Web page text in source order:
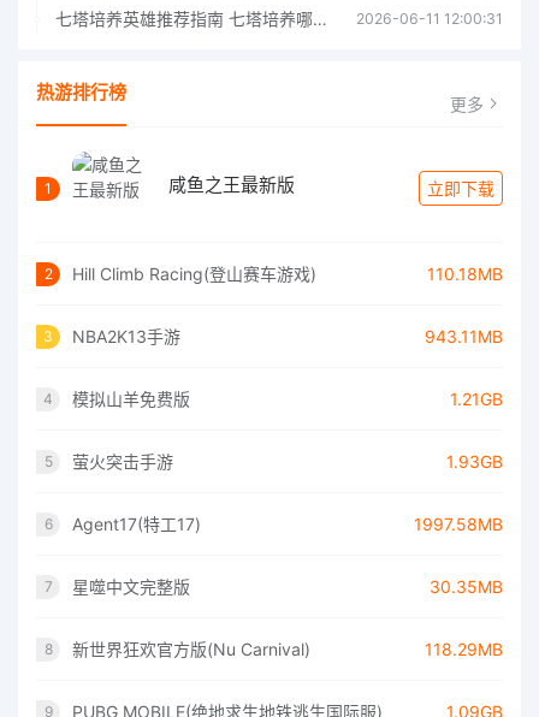
七塔培养英雄推荐指南 七塔培养哪个英雄好 2026-06-11 12:00:31
热游排行榜 更多
1 咸鱼之王最新版 立即下载
2 Hill Climb Racing(登山赛车游戏) 110.18MB
3 NBA2K13手游 943.11MB
4 模拟山羊免费版 1.21GB
5 萤火突击手游 1.93GB
6 Agent17(特工17) 1997.58MB
7 星噬中文完整版 30.35MB
8 新世界狂欢官方版(Nu Carnival) 118.29MB
9 PUBG MOBILE(绝地求生地铁逃生国际服) 1.09GB